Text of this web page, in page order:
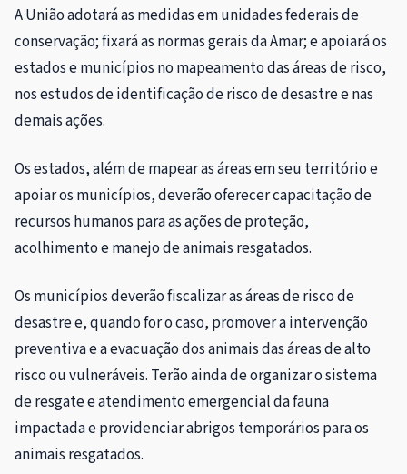
A União adotará as medidas em unidades federais de
conservação; fixará as normas gerais da Amar; e apoiará os
estados e municípios no mapeamento das áreas de risco,
nos estudos de identificação de risco de desastre e nas
demais ações.
Os estados, além de mapear as áreas em seu território e
apoiar os municípios, deverão oferecer capacitação de
recursos humanos para as ações de proteção,
acolhimento e manejo de animais resgatados.
Os municípios deverão fiscalizar as áreas de risco de
desastre e, quando for o caso, promover a intervenção
preventiva e a evacuação dos animais das áreas de alto
risco ou vulneráveis. Terão ainda de organizar o sistema
de resgate e atendimento emergencial da fauna
impactada e providenciar abrigos temporários para os
animais resgatados.